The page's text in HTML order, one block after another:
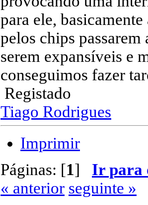
para ele,
pelos chips passarem
serem expansíveis e
conseguimos fazer
Registado
Tiago Rodrigues
Imprimir
Páginas: [1] Ir para
« anterior seguinte »